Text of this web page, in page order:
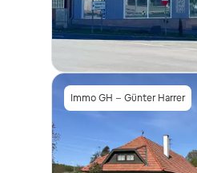
Immo GH - Günter Harrer